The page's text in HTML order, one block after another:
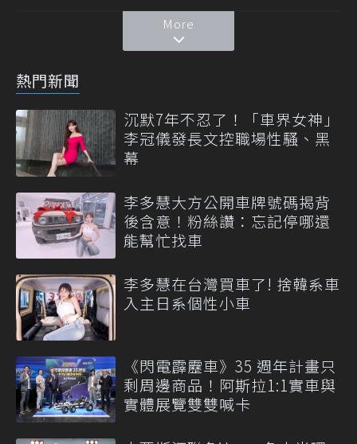
More
熱門新聞
沉默7年不忍了！「車界女神」
李冠儀發長文控職場性騷、黑
幕
李多慧大方公開車牌號碼揭背
後含意！粉絲讚：忘記停哪還
能幫忙找車
李多慧在台灣買車了! 捨韓系車
入主日系個性小車
《閃電霹靂車》35 週年計畫只
剩周邊商品！阿斯拉1:1實車與
實體展覽雙雙喊卡